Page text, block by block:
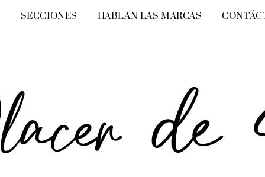
SECCIONES HABLAN LAS MARCAS